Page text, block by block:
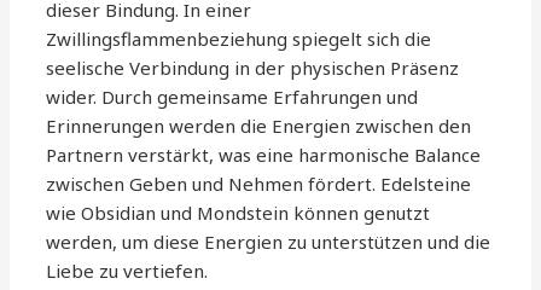
dieser Bindung. In einer
Zwillingsflammenbeziehung spiegelt sich die
seelische Verbindung in der physischen Präsenz
wider. Durch gemeinsame Erfahrungen und
Erinnerungen werden die Energien zwischen den
Partnern verstärkt, was eine harmonische Balance
zwischen Geben und Nehmen fördert. Edelsteine
wie Obsidian und Mondstein können genutzt
werden, um diese Energien zu unterstützen und die
Liebe zu vertiefen.